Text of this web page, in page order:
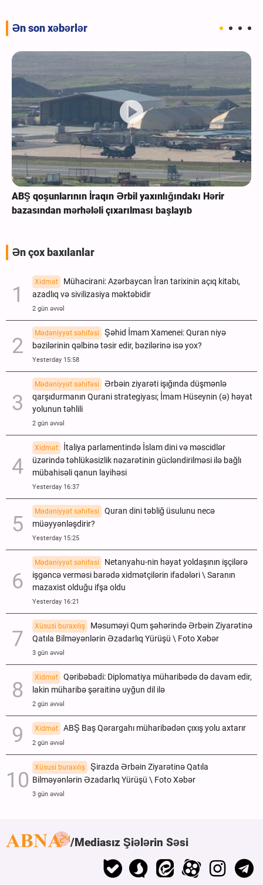
Ən son xəbərlər
ABŞ qoşunlarının İraqın Ərbil yaxınlığındakı Hərir
bazasından mərhələli çıxarılması başlayıb
Ən çox baxılanlar
Xidmət
Mühacirani: Azərbaycan İran tarixinin açıq kitabı,
azadlıq və sivilizasiya məktəbidir
2 gün əvvəl
Mədəniyyət səhifəsi
Şəhid İmam Xamenei: Quran niyə
bəzilərinin qəlbinə təsir edir, bəzilərinə isə yox?
Yesterday 15:58
Mədəniyyət səhifəsi
Ərbəin ziyarəti işığında düşmənlə
qarşıdurmanın Qurani strategiyası; İmam Hüseynin (ə) həyat
yolunun təhlili
2 gün əvvəl
Xidmət
İtaliya parlamentində İslam dini və məscidlər
üzərində təhlükəsizlik nəzarətinin gücləndirilməsi ilə bağlı
mübahisəli qanun layihəsi
Yesterday 16:37
Mədəniyyət səhifəsi
Quran dini təbliğ üsulunu necə
müəyyənləşdirir?
Yesterday 15:25
Mədəniyyət səhifəsi
Netanyahu-nin həyat yoldaşının işçilərə
işgəncə verməsi barədə xidmətçilərin ifadələri \ Saranın
mazaxist olduğu ifşa oldu
Yesterday 16:21
Xüsusi buraxılış
Məsuməyi Qum şəhərində Ərbəin Ziyarətinə
Qatıla Bilməyənlərin Əzadarlıq Yürüşü \ Foto Xəbər
3 gün əvvəl
Xidmət
Qəribəbadi: Diplomatiya müharibədə də davam edir,
lakin müharibə şəraitinə uyğun dil ilə
2 gün əvvəl
Xidmət ABŞ Baş Qərargahı müharibədən çıxış yolu axtarır
2 gün əvvəl
Xüsusi buraxılış
Şirazda Ərbəin Ziyarətinə Qatıla
Bilməyənlərin Əzadarlıq Yürüşü \ Foto Xəbər
3 gün əvvəl
Mediasız Şiələrin Səsi